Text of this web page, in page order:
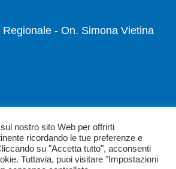
- On. Simona Vietina
nostro sito Web per offrirti
ricordando le tue preferenze e
su "Accetta tutto", acconsenti
Tuttavia, puoi visitare "Impostazioni